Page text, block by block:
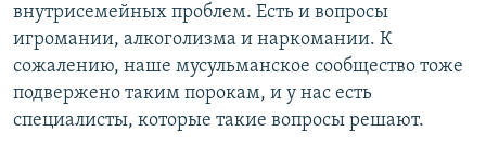
внутрисемейных проблем. Есть и вопросы
игромании, алкоголизма и наркомании. К
сожалению, наше мусульманское сообщество тоже
подвержено таким порокам, и у нас есть
специалисты, которые такие вопросы решают.